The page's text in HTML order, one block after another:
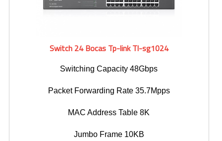
Switch 24 Bocas Tp-link Tl-sg1024
Switching Capacity 48Gbps
Packet Forwarding Rate 35.7Mpps
MAC Address Table 8K
Jumbo Frame 10KB